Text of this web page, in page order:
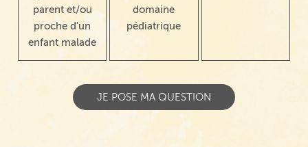
parent et/ou
proche d'un
enfant malade
domaine
pédiatrique